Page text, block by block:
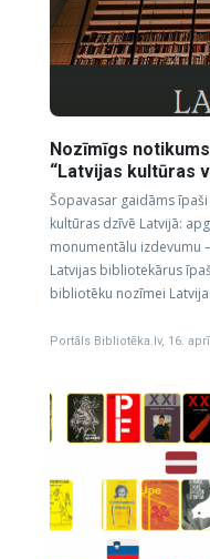
Nozīmīgs
“Latvijas kultūras
Šopavasar gaidāms
kultūras dzīvē Latvijā:
monumentālu izdevumu
Latvijas bibliotekārus
bibliotēku nozīmei
Portāls Bibliotēka.lv, 16.